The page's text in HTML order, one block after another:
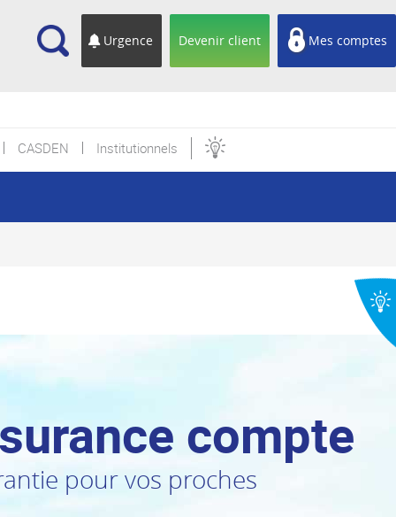
Urgence Devenir client Mes comptes
CASDEN Institutionnels
compte
pour vos proches